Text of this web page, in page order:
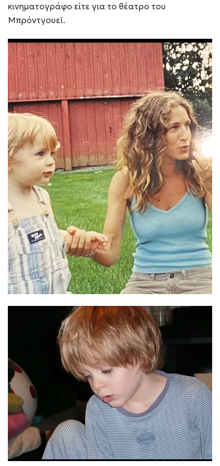
κινηματογράφο είτε για το θέατρο του
Μπρόντγουεϊ.